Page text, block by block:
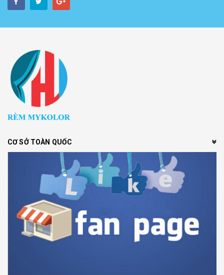
CƠ SỞ TOÀN QUỐC